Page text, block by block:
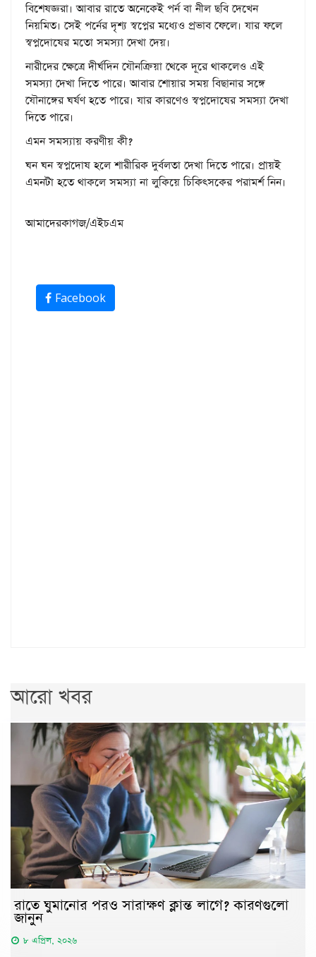
বিশেষজ্ঞরা। আবার রাতে অনেকেই পর্ন বা নীল ছবি দেখেন
নিয়মিত। সেই পর্নের দৃশ্য স্বপ্নের মধ্যেও প্রভাব ফেলে। যার ফলে
স্বপ্নদোষের মতো সমস্যা দেখা দেয়।
নারীদের ক্ষেত্রে দীর্ঘদিন যৌনক্রিয়া থেকে দূরে থাকলেও এই
সমস্যা দেখা দিতে পারে। আবার শোয়ার সময় বিছানার সঙ্গে
যৌনাঙ্গের ঘর্ষণ হতে পারে। যার কারণেও স্বপ্নদোষের সমস্যা দেখা
দিতে পারে।
এমন সমস্যায় করণীয় কী?
ঘন ঘন স্বপ্নদোষ হলে শারীরিক দুর্বলতা দেখা দিতে পারে। প্রায়ই
এমনটা হতে থাকলে সমস্যা না লুকিয়ে চিকিৎসকের পরামর্শ নিন।
আমাদেরকাগজ/এইচএম
Facebook
আরো খবর
রাতে ঘুমানোর পরও সারাক্ষণ ক্লান্ত লাগে? কারণগুলো
জানুন
৮ এপ্রিল, ২০২৬